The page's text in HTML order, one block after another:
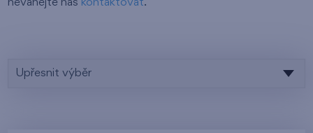
neváhejte nás kontaktovat.
Upřesnit výběr